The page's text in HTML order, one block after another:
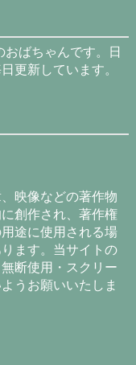
ばちゃんです。日
更新しています。
映像などの著作物
創作され、著作権
途に使用される場
ます。当サイトの
断使用・スクリー
うお願いいたしま